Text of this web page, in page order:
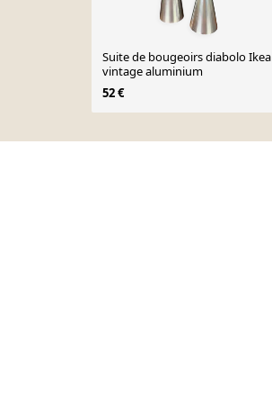
Suite de bougeoirs diabolo Ikea
vintage aluminium
52 €